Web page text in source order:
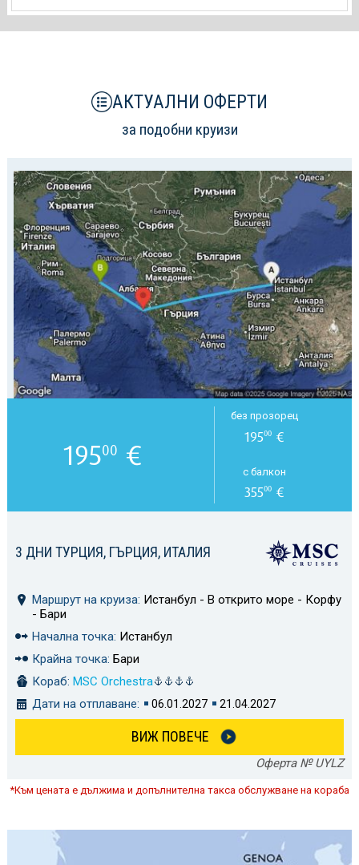
АКТУАЛНИ ОФЕРТИ
за подобни круизи
3 ДНИ ТУРЦИЯ, ГЪРЦИЯ, ИТАЛИЯ
Маршрут на круиза: Истанбул - В открито море - Корфу
- Бари
Начална точка: Истанбул
Крайна точка: Бари
Кораб: MSC Orchestra
Дати на отплаване:
06.01.2027 21.04.2027
ВИЖ ПОВЕЧЕ
Оферта № UYLZ
19500 €
без прозорец
19500 €
с балкон
35500 €
*Към цената е дължима и допълнителна такса обслужване на кораба